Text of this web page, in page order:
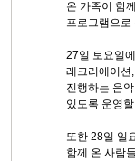
온 가족이 함
프로그램으로
27일 토요일
레크리에이션
진행하는 음
있도록 운영
또한 28일 일
함께 온 사람